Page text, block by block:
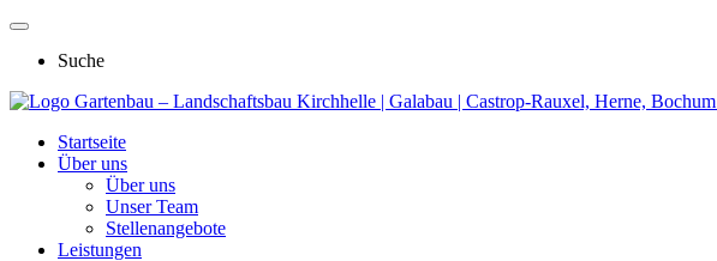
Suche
Gartenbau – Landschaftsbau Kirchhelle | Galabau | Castrop-Rauxel, Herne, Bochum
Startseite
Über uns
Über uns
Unser Team
Stellenangebote
Leistungen